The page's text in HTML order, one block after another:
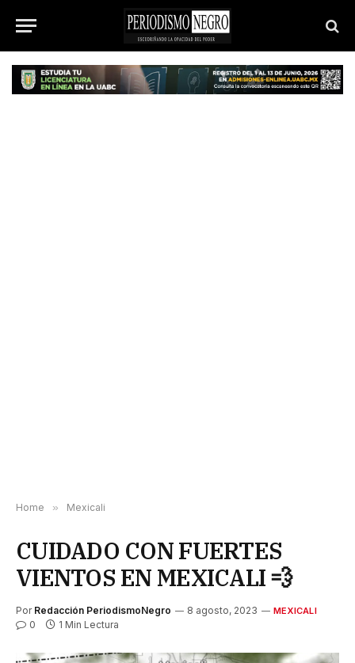
Home » Mexicali
CUIDADO CON FUERTES
VIENTOS EN MEXICALI 💨
Por Redacción PeriodismoNegro 8 agosto, 2023 MEXICALI
0 1 Min Lectura